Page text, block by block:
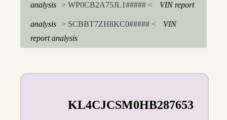
analysis > WP0CB2A75JL1##### < VIN report
analysis > SCBBT7ZH8KC0##### <
VIN
report analysis
KL4CJCSM0HB287653